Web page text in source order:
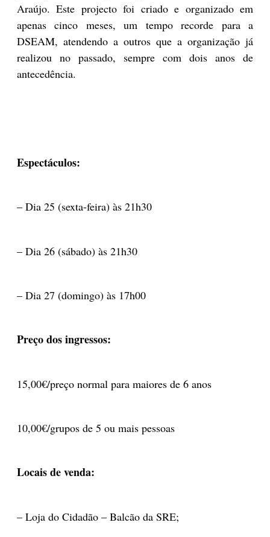
Araújo. Este projecto foi criado e organizado em
apenas cinco meses, um tempo recorde para a
DSEAM, atendendo a outros que a organização já
realizou no passado, sempre com dois anos de
antecedência.
Espectáculos:
– Dia 25 (sexta-feira) às 21h30
– Dia 26 (sábado) às 21h30
– Dia 27 (domingo) às 17h00
Preço dos ingressos:
15,00€/preço normal para maiores de 6 anos
10,00€/grupos de 5 ou mais pessoas
Locais de venda:
– Loja do Cidadão – Balcão da SRE;